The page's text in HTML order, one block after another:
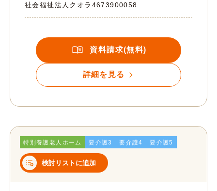
社会福祉法人クオラ 4673900058
資料請求(無料)
詳細を見る
特別養護老人ホーム 要介護3 要介護4 要介護5
検討リストに追加